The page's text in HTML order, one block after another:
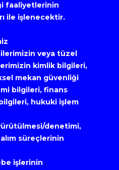
faaliyetlerinin
ile işlenecektir.
veya tüzel
kimlik bilgileri,
mekan güvenliği
bilgileri, finans
hukuki işlem
denetimi,
süreçlerinin
işlerinin